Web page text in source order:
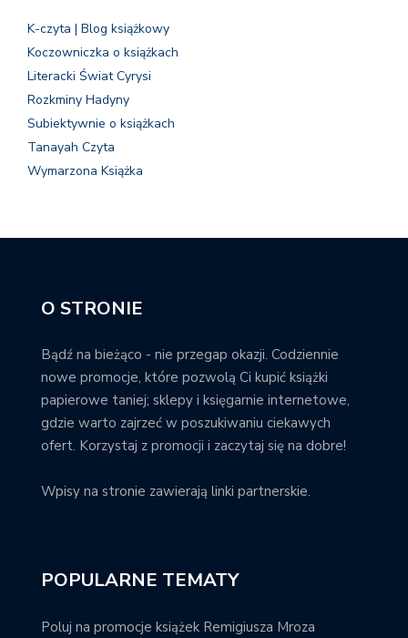
K-czyta | Blog książkowy
Koczowniczka o książkach
Literacki Świat Cyrysi
Rozkminy Hadyny
Subiektywnie o książkach
Tanayah Czyta
Wymarzona Książka
O STRONIE
Bądź na bieżąco - nie przegap okazji. Codziennie
nowe promocje, które pozwolą Ci kupić książki
papierowe taniej; sklepy i księgarnie internetowe,
gdzie warto zajrzeć w poszukiwaniu ciekawych
ofert. Korzystaj z promocji i zaczytaj się na dobre!
Wpisy na stronie zawierają linki partnerskie.
POPULARNE TEMATY
Poluj na promocje książek Remigiusza Mroza